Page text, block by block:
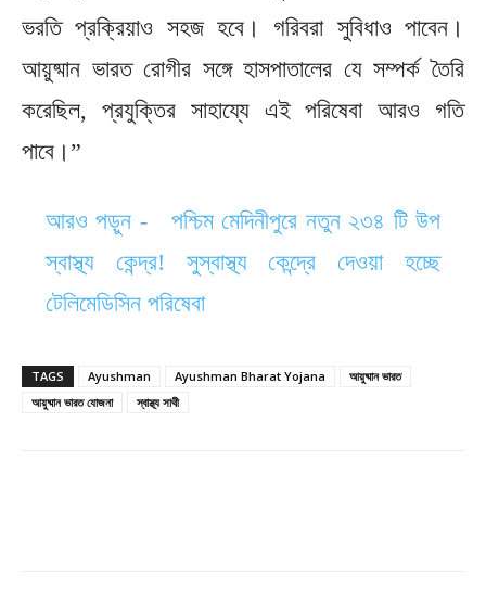
ভরতি প্রক্রিয়াও সহজ হবে। গরিবরা সুবিধাও পাবেন।
আয়ুষ্মান ভারত রোগীর সঙ্গে হাসপাতালের যে সম্পর্ক তৈরি
করেছিল, প্রযুক্তির সাহায্যে এই পরিষেবা আরও গতি
পাবে।”
আরও পড়ুন -
পশ্চিম মেদিনীপুরে নতুন ২৩৪ টি উপ
স্বাস্থ্য কেন্দ্র! সুস্বাস্থ্য কেন্দ্রে দেওয়া হচ্ছে
টেলিমেডিসিন পরিষেবা
TAGS Ayushman Ayushman Bharat Yojana
আয়ুষ্মান ভারত
আয়ুষ্মান ভারত যোজনা
স্বাস্থ্য সাথী